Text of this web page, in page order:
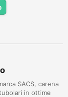
SACS, carena
in ottime